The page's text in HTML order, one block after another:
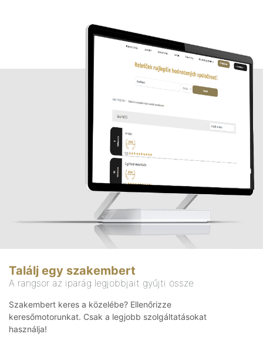
Találj egy szakembert
A rangsor az iparág legjobbjait gyűjti össze
Szakembert keres a közelébe? Ellenőrizze
keresőmotorunkat. Csak a legjobb szolgáltatásokat
használja!